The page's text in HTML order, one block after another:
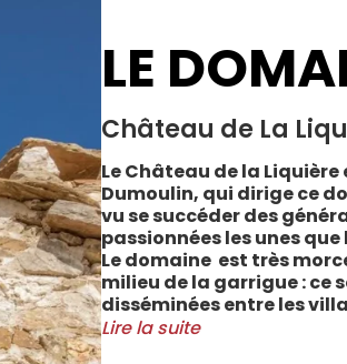
LE
Château de La
Le Château de la
Dumoulin, qui dirige ce
vu se succéder des
passionnées les unes
Le domaine est très
milieu de la garrigue : ce
disséminées entre les
Cabrerolles et Faugères,
Lire la suite